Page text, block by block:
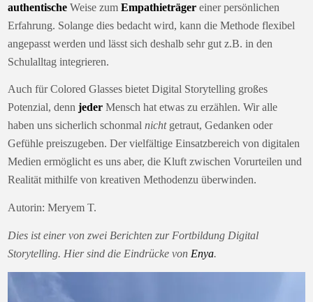
authentische Weise zumEmpathieträger einer persönlichen
Erfahrung. Solange dies bedacht wird, kann die Methode flexibel
angepasst werden und lässt sich deshalb sehr gut z.B. in den
Schulalltag integrieren.
Auch für Colored Glasses bietet Digital Storytelling großes
Potenzial, dennjeder Mensch hat etwas zu erzählen. Wir alle
haben uns sicherlich schonmalnichtgetraut, Gedanken oder
Gefühle preiszugeben. Der vielfältige Einsatzbereich von digitalen
Medien ermöglicht es uns aber, die Kluft zwischen Vorurteilen und
Realität mithilfe von kreativen Methodenzu überwinden.
Autorin: Meryem T.
Dies ist einer von zwei Berichten zur Fortbildung Digital
Storytelling. Hier sind die Eindrücke von Enya.